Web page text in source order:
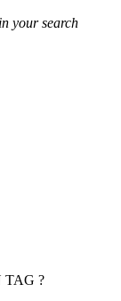
your search
TAG ?